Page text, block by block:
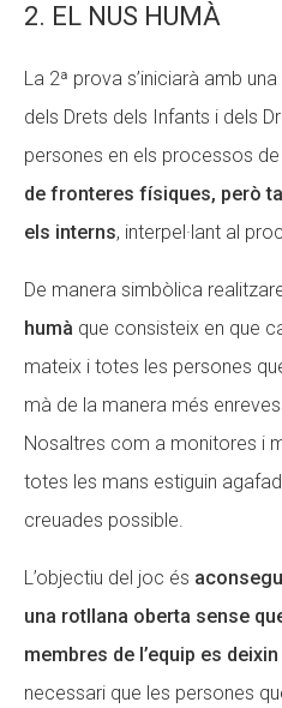
2. EL NUS HUMÀ
La 2ª prova s’iniciarà amb
dels Drets dels Infants i dels
persones en els processos
de fronteres físiques, però
els interns, interpel·lant al
De manera simbòlica
humà que consisteix en que
mateix i totes les persones
mà de la manera més
Nosaltres com a monitores i
totes les mans estiguin
creuades possible.
L’objectiu del joc és
una rotllana oberta sense
membres de l’equip es
necessari que les persones